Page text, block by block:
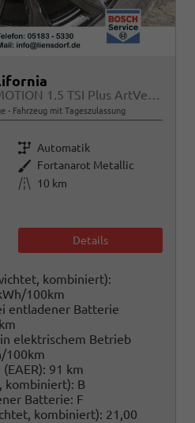
Beach Tour eHybrid 4MOTION 1.5 TSI Plus ArtVelour
Fahrzeug mit Tageszulassung
Getriebe Automatik
Außenfarbe Fortanarot Metallic
Kilometerstand
10 km
Details
kombiniert):
100km
entladener Batterie
elektrischem Betrieb
100km
91 km
kombiniert): B
Batterie: F
kombiniert): 21,00